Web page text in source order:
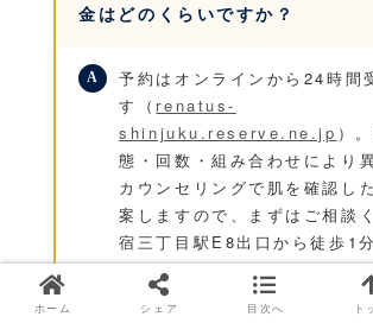
金はどのくらいですか？
予約はオンラインから24時間
す（ renatus-
shinjuku.reserve.ne.jp ）
態・回数・組み合わせにより
カウンセリングで肌を確認し
案しますので、まずはご相談
宿三丁目駅E8出口から徒歩1分
ホーム シェア 目次へ ト